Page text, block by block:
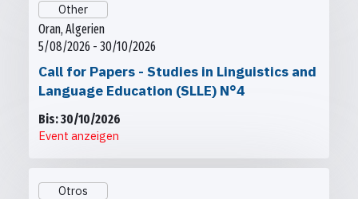
Other
Oran, Algerien
5/08/2026 - 30/10/2026
Call for Papers - Studies in Linguistics and
Language Education (SLLE) N°4
Bis: 30/10/2026
Event anzeigen
Otros